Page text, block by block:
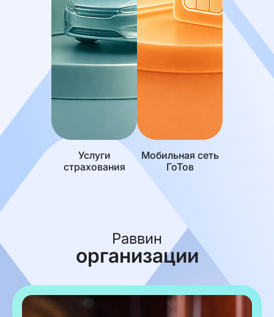
Услуги
страхования
Мобильная сеть
ГоТов
Раввин
организации